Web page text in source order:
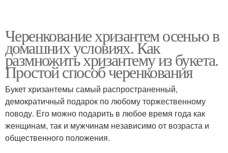
Черенкование хризантем осенью в
домашних условиях. Как
размножить хризантему из букета.
Простой способ черенкования
Букет хризантемы самый распространенный,
демократичный подарок по любому торжественному
поводу. Его можно подарить в любое время года как
женщинам, так и мужчинам независимо от возраста и
общественного положения.